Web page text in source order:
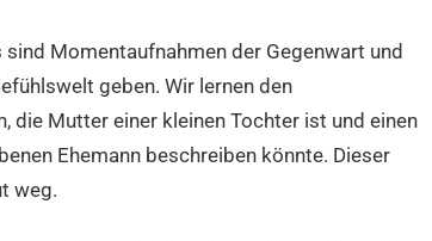
Momentaufnahmen der Gegenwart und
geben. Wir lernen den
die Mutter einer kleinen Tochter ist und einen
Ehemann beschreiben könnte. Dieser
weg.